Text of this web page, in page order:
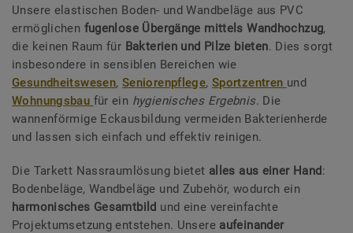
Unsere elastischen Boden- und Wandbeläge aus PVC
ermöglichen fugenlose Übergänge mittels Wandhochzug,
die keinen Raum für Bakterien und Pilze bieten. Dies sorgt
insbesondere in sensiblen Bereichen wie
Gesundheitswesen, Seniorenpflege, Sportzentren und
Wohnungsbau für ein hygienisches Ergebnis. Die
wannenförmige Eckausbildung vermeiden Bakterienherde
und lassen sich einfach und effektiv reinigen.
Die Tarkett Nassraumlösung bietet alles aus einer Hand:
Bodenbeläge, Wandbeläge und Zubehör, wodurch ein
harmonisches Gesamtbild und eine vereinfachte
Projektumsetzung entstehen. Unsere aufeinander